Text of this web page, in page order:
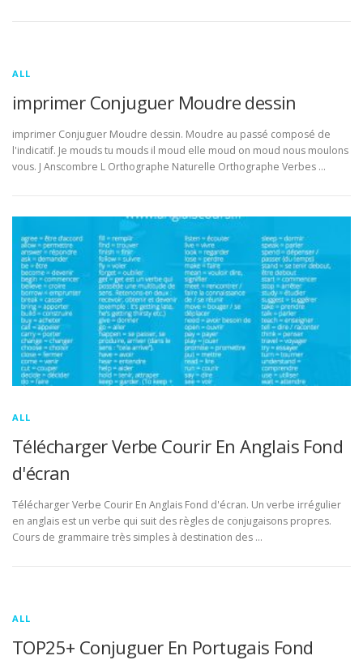
ALL
imprimer Conjuguer Moudre dessin
imprimer Conjuguer Moudre dessin. Moudre au passé composé de
l'indicatif. Je mouds tu mouds il moud elle moud on moud nous moulons
vous. J Anscombre L Orthographe Naturelle Orthographe Verbes …
ALL
Télécharger Verbe Courir En Anglais Fond
d'écran
Télécharger Verbe Courir En Anglais Fond d'écran. Un verbe irrégulier
en anglais est un verbe qui suit des règles de conjugaisons propres.
Cours de grammaire très simples à destination des …
ALL
TOP25+ Conjuguer En Portugais Fond